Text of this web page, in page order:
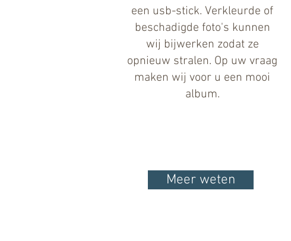
een usb-stick. Verkleurde of
beschadigde foto's kunnen
wij bijwerken zodat ze
opnieuw stralen. Op uw vraag
maken wij voor u een mooi
album.
Meer weten